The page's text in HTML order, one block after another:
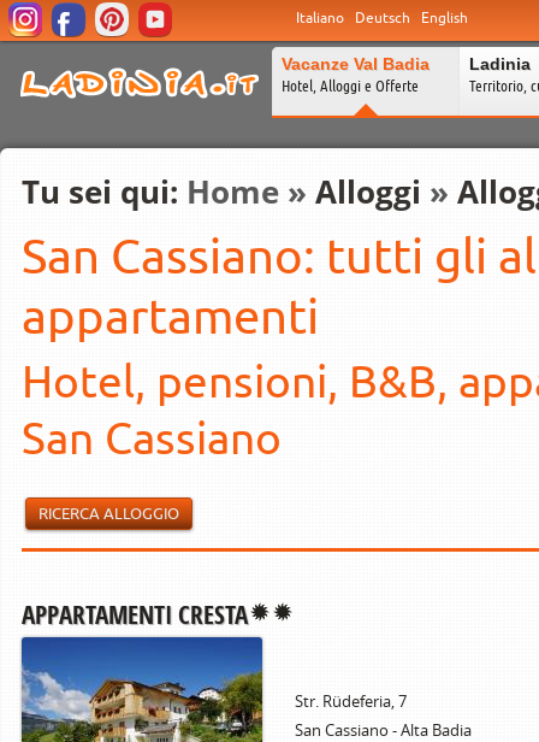
Italiano Deutsch English
Vacanze Val Badia
Hotel, Alloggi e Offerte
Ladinia
Territorio,
Tu sei qui: Home » Alloggi »
San Cassiano: tutti gli
appartamenti
Hotel, pensioni, B&B,
San Cassiano
RICERCA ALLOGGIO
APPARTAMENTI CRESTA
Str. Rüdeferia, 7
San Cassiano - Alta Badia